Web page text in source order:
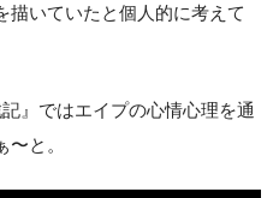
描いていたと個人的に考えて
』ではエイプの心情心理を通
と。